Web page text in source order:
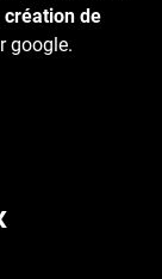
création de
google.